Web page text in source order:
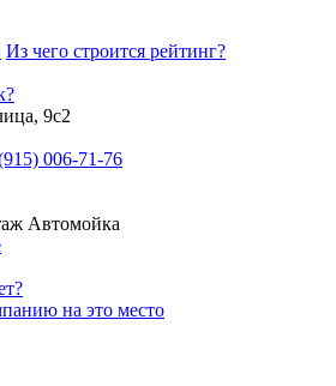
Из чего строится рейтинг?
9с2
006-71-76
Автомойка
на это место